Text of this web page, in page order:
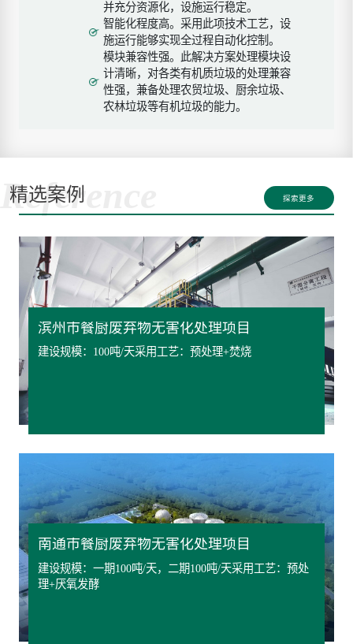
并充分资源化，设施运行稳定。
智能化程度高。采用此项技术工艺，设
施运行能够实现全过程自动化控制。
模块兼容性强。此解决方案处理模块设
计清晰，对各类有机质垃圾的处理兼容
性强，兼备处理农贸垃圾、厨余垃圾、
农林垃圾等有机垃圾的能力。
探索更多
精选案例
Reference
滨州市餐厨废弃物无害化处理项目
建设规模：100吨/天采用工艺：预处理+焚烧
南通市餐厨废弃物无害化处理项目
建设规模：一期100吨/天，二期100吨/天采用工艺：预处
理+厌氧发酵